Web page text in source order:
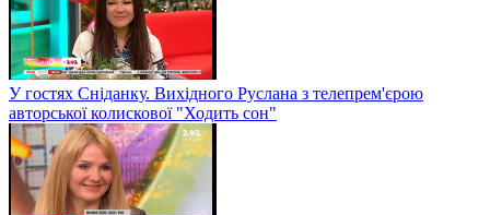
У гостях Сніданку. Вихідного Руслана з телепрем'єрою
авторської колискової "Ходить сон"